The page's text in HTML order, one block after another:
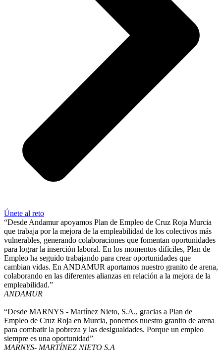
Únete al reto
“Desde Andamur apoyamos Plan de Empleo de Cruz Roja Murcia
que trabaja por la mejora de la empleabilidad de los colectivos más
vulnerables, generando colaboraciones que fomentan oportunidades
para lograr la inserción laboral. En los momentos difíciles, Plan de
Empleo ha seguido trabajando para crear oportunidades que
cambian vidas. En ANDAMUR aportamos nuestro granito de arena,
colaborando en las diferentes alianzas en relación a la mejora de la
empleabilidad.”
ANDAMUR
“Desde MARNYS - Martínez Nieto, S.A., gracias a Plan de
Empleo de Cruz Roja en Murcia, ponemos nuestro granito de arena
para combatir la pobreza y las desigualdades. Porque un empleo
siempre es una oportunidad”
MARNYS- MARTÍNEZ NIETO S.A